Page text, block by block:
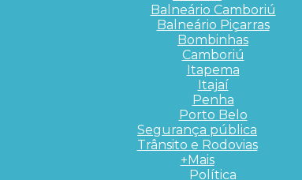
Balneário Camboriú
Balneário Piçarras
Bombinhas
Camboriú
Itapema
Itajaí
Penha
Porto Belo
Segurança pública
Trânsito e Rodovias
+Mais
Política